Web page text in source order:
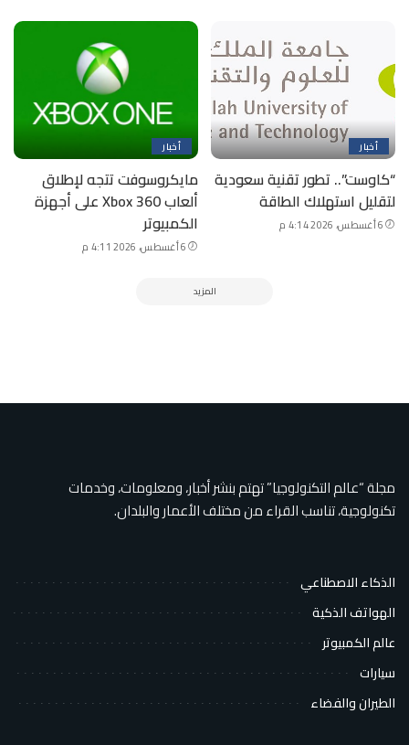
أخبار
“كاوست”.. تطور تقنية سعودية
لتقليل استهلاك الطاقة
6 أغسطس، 2026 4:14 م
أخبار
مايكروسوفت تتجه لإطلاق
ألعاب Xbox 360 على أجهزة
الكمبيوتر
6 أغسطس، 2026 4:11 م
المزيد
مجلة “عالم التكنولوجيا” تهتم بنشر أخبار، ومعلومات، وخدمات
تكنولوجية، تناسب القراء من مختلف الأعمار والبلدان.
الذكاء الاصطناعي
الهواتف الذكية
عالم الكمبيوتر
سيارات
الطيران والفضاء